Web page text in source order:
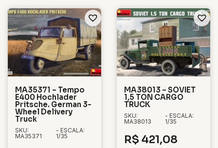
MA35371 – Tempo
E400 Hochlader
Pritsche. German 3-
Wheel Delivery
Truck
SKU:
MA35371
- ESCALA:
1/35
MA38013 – SOVIET
1,5 TON CARGO
TRUCK
SKU:
MA38013
- ESCALA:
1/35
R$ 421,08